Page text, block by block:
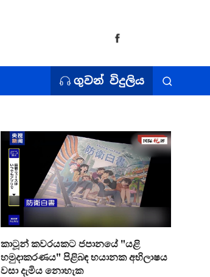
ගුවන් විදුලිය
කාටූන් කවරයකට ජපානයේ "යළි
හමුදාකරණය" පිළිබඳ භයානක අභිලාෂය
වසා දැමිය නොහැක